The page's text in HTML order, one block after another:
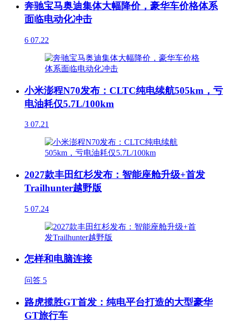
奔驰宝马奥迪集体大幅降价，豪华车价格体系
面临电动化冲击
6 07.22
小米澎程N70发布：CLTC纯电续航505km，亏
电油耗仅5.7L/100km
3 07.21
2027款丰田红杉发布：智能座舱升级+首发
Trailhunter越野版
5 07.24
怎样和电脑连接
问答 5
路虎揽胜GT首发：纯电平台打造的大型豪华
GT旅行车